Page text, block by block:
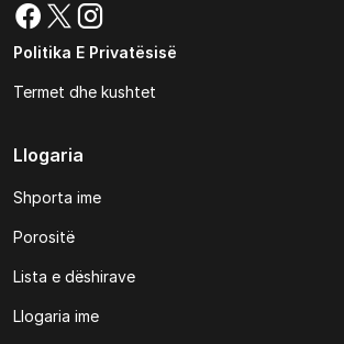
Politika E Privatësisë
Termet dhe kushtet
Llogaria
Shporta ime
Porositë
Lista e dëshirave
Llogaria ime